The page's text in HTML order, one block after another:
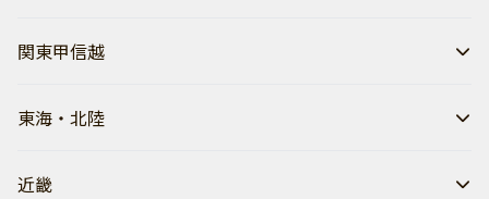
関東甲信越
東海・北陸
近畿